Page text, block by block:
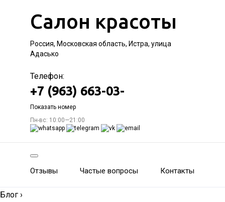
Салон красоты
Россия, Московская область, Истра, улица
Адасько
Телефон:
+7 (963) 663-03-
Показать номер
Пн-вс: 10:00—21:00
Отзывы Частые вопросы Контакты
Блог ›